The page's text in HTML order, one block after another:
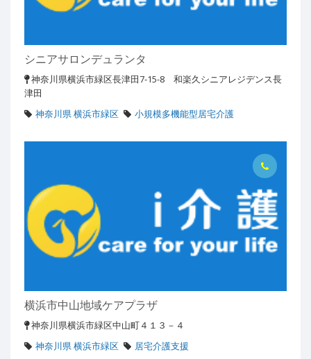
シニアサロンデュランタ
神奈川県横浜市緑区長津田7-15-8 和楽久シニアレジデンス長
津田
神奈川県 横浜市緑区
小規模多機能型居宅介護
横浜市中山地域ケアプラザ
神奈川県横浜市緑区中山町４１３－４
神奈川県 横浜市緑区
居宅介護支援